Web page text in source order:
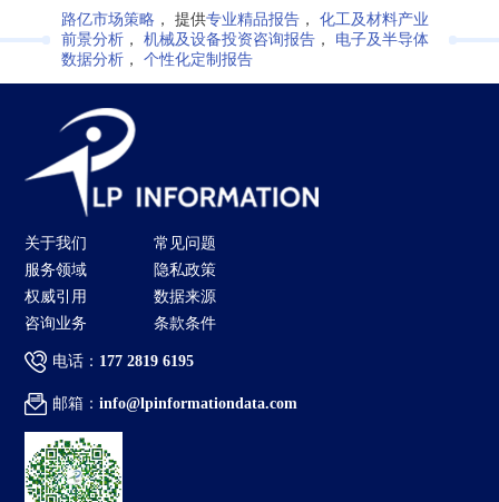
路亿市场策略 ， 提供专业精品报告 ， 化工及材料产业
前景分析 ， 机械及设备投资咨询报告 ， 电子及半导体
数据分析 ， 个性化定制报告
关于我们
服务领域
权威引用
咨询业务
常见问题
隐私政策
数据来源
条款条件
电话： 177 2819 6195
邮箱：info@lpinformationdata.com